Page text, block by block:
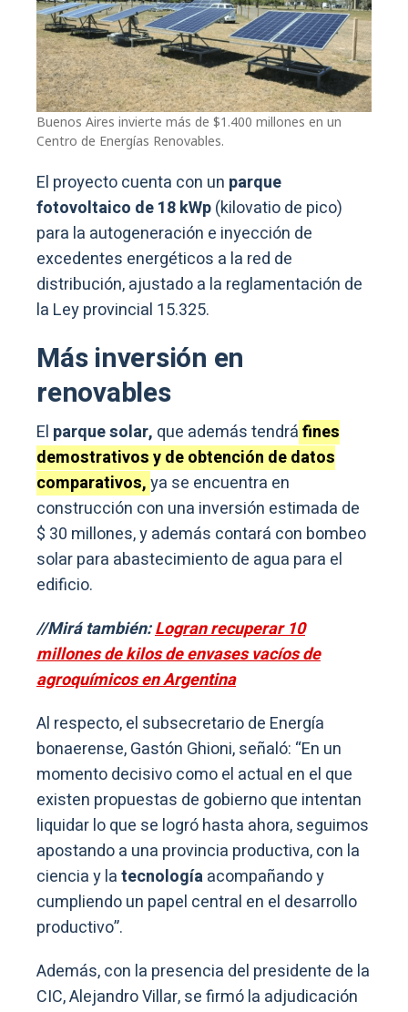
Buenos Aires invierte más de $1.400 millones en un
Centro de Energías Renovables.
El proyecto cuenta con un parque
fotovoltaico de 18 kWp(kilovatio de pico)
para la autogeneración e inyección de
excedentes energéticos a la red de
distribución, ajustado a la reglamentación de
la Ley provincial 15.325.
Más inversión en
renovables
El parque solar, que además tendráfines
demostrativos y de obtención de datos
comparativos,ya se encuentra en
construcción con una inversión estimada de
$ 30 millones, y además contará con bombeo
solar para abastecimiento de agua para el
edificio.
//Mirá también:Logran recuperar 10
millones de kilos de envases vacíos de
agroquímicos en Argentina
Al respecto, el subsecretario de Energía
bonaerense, Gastón Ghioni, señaló: “En un
momento decisivo como el actual en el que
existen propuestas de gobierno que intentan
liquidar lo que se logró hasta ahora, seguimos
apostando a una provincia productiva, con la
ciencia y latecnologíaacompañando y
cumpliendo un papel central en el desarrollo
productivo”.
Además, con la presencia del presidente de la
CIC, Alejandro Villar, se firmó la adjudicación